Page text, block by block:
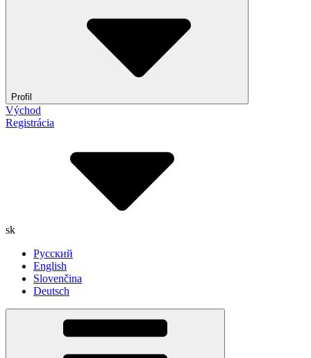
Profil
Východ
Registrácia
sk
Русский
English
Slovenčina
Deutsch